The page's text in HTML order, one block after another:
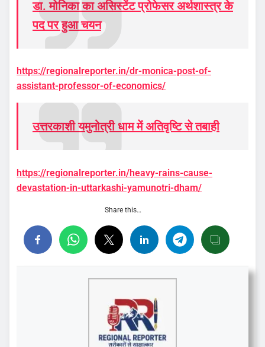
डा. मोनिका का असिस्टेंट प्रोफेसर अर्थशास्त्र के
पद पर हुआ चयन
https://regionalreporter.in/dr-monica-post-of-
assistant-professor-of-economics/
उत्तरकाशी यमुनोत्री धाम में अतिवृष्टि से तबाही
https://regionalreporter.in/heavy-rains-cause-
devastation-in-uttarkashi-yamunotri-dham/
Share this…